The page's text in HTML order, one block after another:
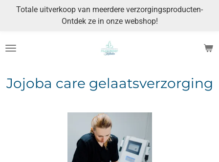
de
Totale uitverkoop van meerdere verzorgingsproducten-
Ontdek ze in onze webshop!
Jojoba care gelaatsverzorging